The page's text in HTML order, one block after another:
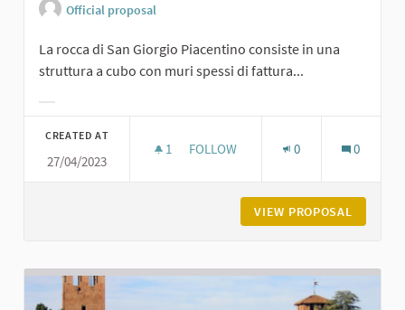
Official proposal
La rocca di San Giorgio Piacentino consiste in una
struttura a cubo con muri spessi di fattura...
CREATED AT
27/04/2023
1 1 FOLLOWER
FOLLOW 0 0
VIEW PROPOSAL